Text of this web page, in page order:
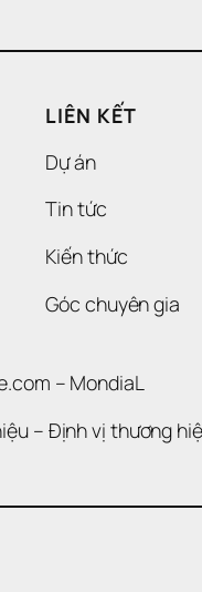
LIÊN KẾT
Dự án
Tin tức
Kiến thức
Góc chuyên gia
– MondiaL
– Định vị thương